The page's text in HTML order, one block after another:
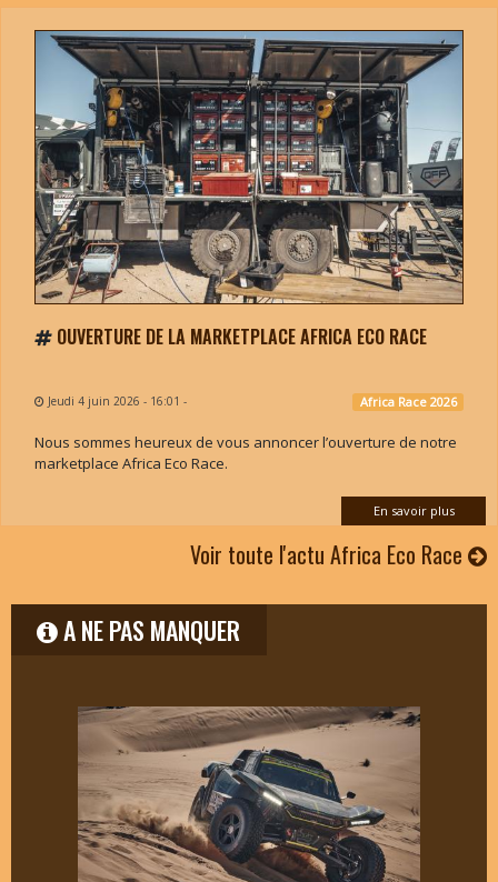
OUVERTURE DE LA MARKETPLACE AFRICA ECO RACE
Jeudi 4 juin 2026 - 16:01 - Africa Race 2026
Nous sommes heureux de vous annoncer l’ouverture de notre
marketplace Africa Eco Race.
En savoir plus
Voir toute l'actu Africa Eco Race
A NE PAS MANQUER